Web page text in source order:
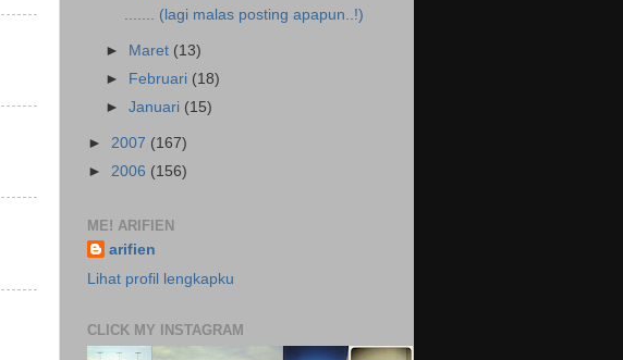
....... (lagi malas posting apapun..!)
► Maret (13)
►
Februari (18)
►Januari (15)
► 2007 (167)
► 2006 (156)
ME! ARIFIEN
arifien
Lihat profil lengkapku
CLICK MY INSTAGRAM